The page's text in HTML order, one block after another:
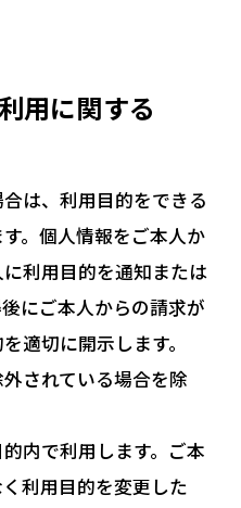
用に関する
は、利用目的をできる
。個人情報をご本人か
利用目的を通知または
にご本人からの請求が
適切に開示します。
外されている場合を除
内で利用します。ご本
利用目的を変更した